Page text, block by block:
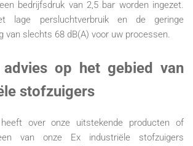
bedrijfsdruk van 2,5 bar worden ingezet.
lage persluchtverbruik en de geringe
van slechts 68 dB(A) voor uw processen.
advies op het gebied van
stofzuigers
over onze uitstekende producten of
van onze Ex industriële stofzuigers